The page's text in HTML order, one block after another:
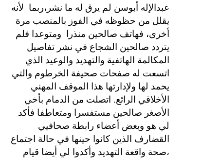
عبدالإله أبوسن لم يرق له ما نشر،ربما
لأنه
يقلل من حظوظه في الفوز بالمنصب مرة
أخرى، فهاتف صالحين منذرا ومتوعدا فلم
يتردد صالحين الشجاع في نشر تفاصيل
المكالمة الهاتفية والتهديد والوعيد الذي
اتسعت له صفحات صحيفة الخرطوم والتي
يحمد لها ولإدارتها هذا الموقف المهني
الأخلاقي الرائع. اتصلت من الدمام بأخي
الأصغر صالحين مستفسرا ومتعاطفا فأكد
لي هو وبعض أعضاء رابطة صحافيي
القضارف الذين كانوا حينها في حالة اجتماع
،صحة واقعة التهديد وأكدوا لي أيضا قيام